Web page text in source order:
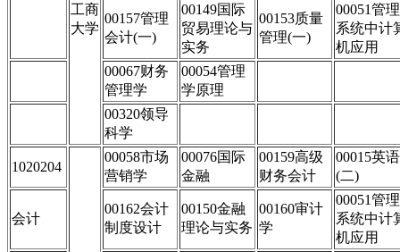
工商
大学
00157管理
会计(一)
00149国际
贸易理论与
实务
00153质量
管理(一)
00051管理
系统中计
机应用
00067财务
管理学
00054管理
学原理
00320领导
科学
1020204
00058市场
营销学
00076国际
金融
00159高级
财务会计
00015英语
(二)
会计
00162会计
制度设计
00150金融
理论与实务
00160审计
学
00051管理
系统中计
机应用